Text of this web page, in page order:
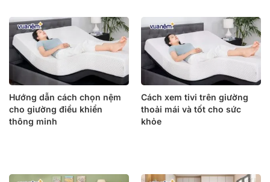
Hướng dẫn cách chọn nệm
cho giường điều khiển
thông minh
Cách xem tivi trên giường
thoải mái và tốt cho sức
khỏe